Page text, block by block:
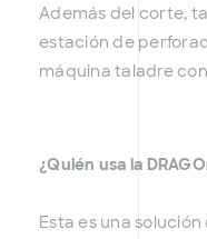
Además del corte,
estación de
máquina taladre
¿Quién usa la
Esta es una